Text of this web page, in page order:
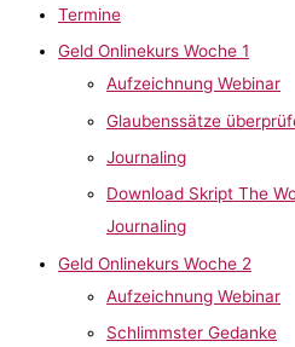
Termine
Geld Onlinekurs Woche 1
Aufzeichnung Webinar
Glaubenssätze
Journaling
Download Skript The
Journaling
Geld Onlinekurs Woche 2
Aufzeichnung Webinar
Schlimmster Gedanke